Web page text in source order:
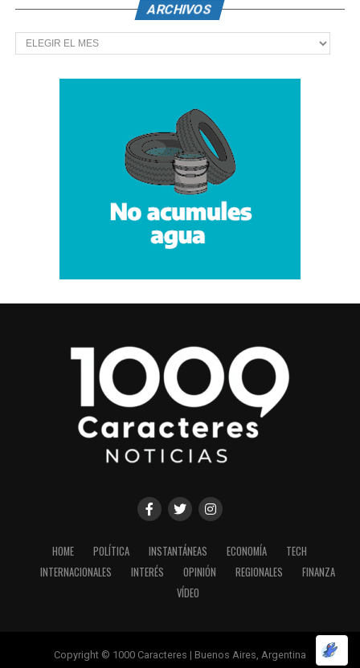
ARCHIVOS
Archivos
HOME POLÍTICA INSTANTÁNEAS ECONOMÍA
TECH
INTERNACIONALES
INTERÉS OPINIÓN REGIONALES
FINANZA
VÍDEO
Copyright © 1000 Caracteres | Buenos Aires, Argentina